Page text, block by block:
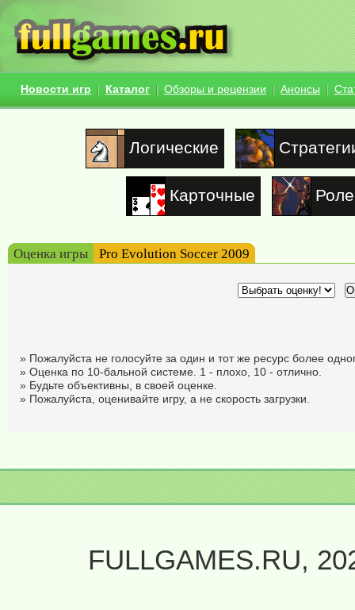
Новости игр Каталог Обзоры и рецензии Анонсы
Логические
Карточные
Оценка игры Pro Evolution Soccer 2009
» Пожалуйста не голосуйте за один и тот же ресурс более
» Оценка по 10-бальной системе. 1 - плохо, 10 - отлично.
» Будьте объективны, в своей оценке.
» Пожалуйста, оценивайте игру, а не скорость загрузки.
FULLGAMES.RU,